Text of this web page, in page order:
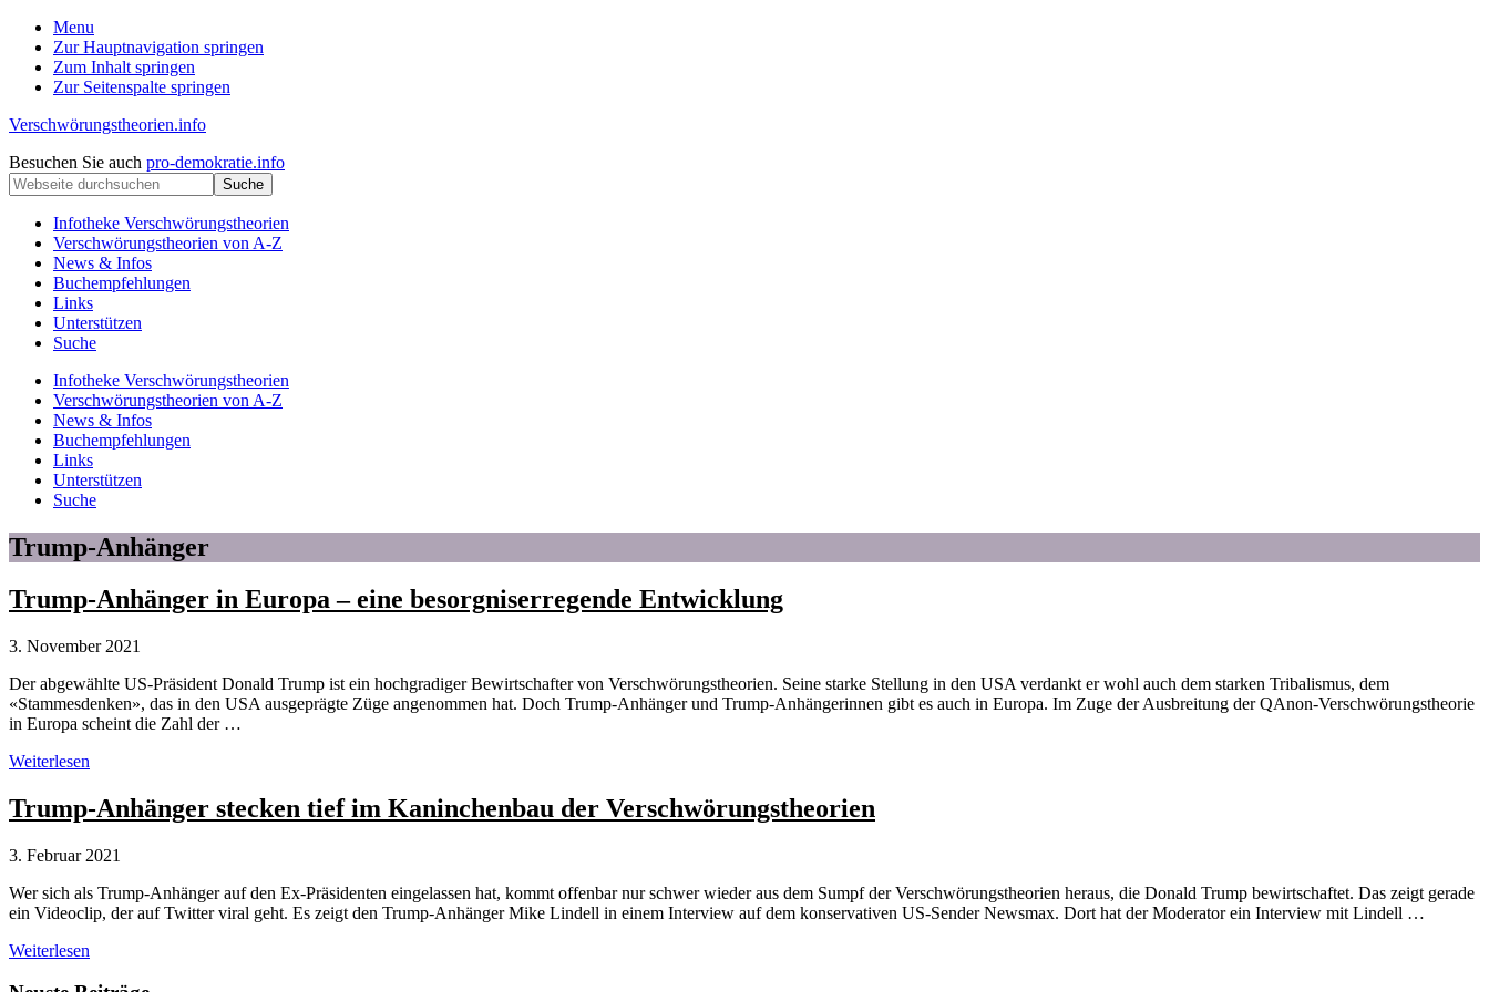
Menu
Zur Hauptnavigation springen
Zum Inhalt springen
Zur Seitenspalte springen
Verschwörungstheorien.info
Beiträge
zu
Merkmalen,
Funktionen
Risiken
konspirationistischen
Denkens
Kopfzeile
rechts
Besuchen Sie auch pro-demokratie.info
Webseite
durchsuchen
Infotheke Verschwörungstheorien
Verschwörungstheorien von A-Z
News & Infos
Buchempfehlungen
Links
Unterstützen
Suche
Infotheke Verschwörungstheorien
Verschwörungstheorien von A-Z
News & Infos
Buchempfehlungen
Links
Unterstützen
Suche
Trump-Anhänger
Trump-Anhänger in Europa – eine besorgniserregende Entwicklung
3. November 2021
Der abgewählte US-Präsident Donald Trump ist ein hochgradiger Bewirtschafter von Verschwörungstheorien. Seine starke Stellung in den USA verdankt er wohl auch dem starken Tribalismus, dem
«Stammesdenken», das in den USA ausgeprägte Züge angenommen hat. Doch Trump-Anhänger und Trump-Anhängerinnen gibt es auch in Europa. Im Zuge der Ausbreitung der QAnon-Verschwörungstheorie
in Europa scheint die Zahl der …
Trump-
in
Europa
eine
Entwicklung
Weiterlesen
Trump-Anhänger stecken tief im Kaninchenbau der Verschwörungstheorien
3. Februar 2021
Wer sich als Trump-Anhänger auf den Ex-Präsidenten eingelassen hat, kommt offenbar nur schwer wieder aus dem Sumpf der Verschwörungstheorien heraus, die Donald Trump bewirtschaftet. Das zeigt gerade
ein Videoclip, der auf Twitter viral geht. Es zeigt den Trump-Anhänger Mike Lindell in einem Interview auf dem konservativen US-Sender Newsmax. Dort hat der Moderator ein Interview mit Lindell …
Trump-
Weiterlesen